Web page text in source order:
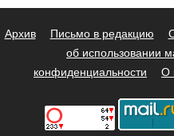
Архив Письмо в редакцию
об использовании
конфиденциальности
О